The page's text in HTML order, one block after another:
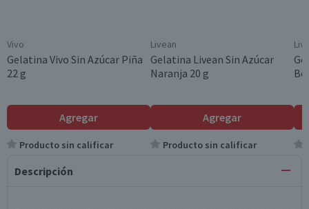
Vivo
Gelatina Vivo Sin Azúcar Piña
22 g
Agregar
Producto sin calificar
Livean
Gelatina Livean Sin Azúcar
Naranja 20 g
Agregar
Producto sin calificar
Descripción